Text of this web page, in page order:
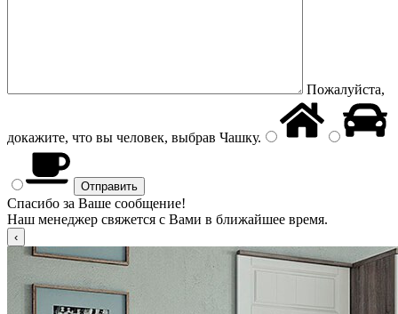
Пожалуйста,
докажите, что вы человек, выбрав Чашку.
Спасибо за Ваше сообщение!
Наш менеджер свяжется с Вами в ближайшее время.